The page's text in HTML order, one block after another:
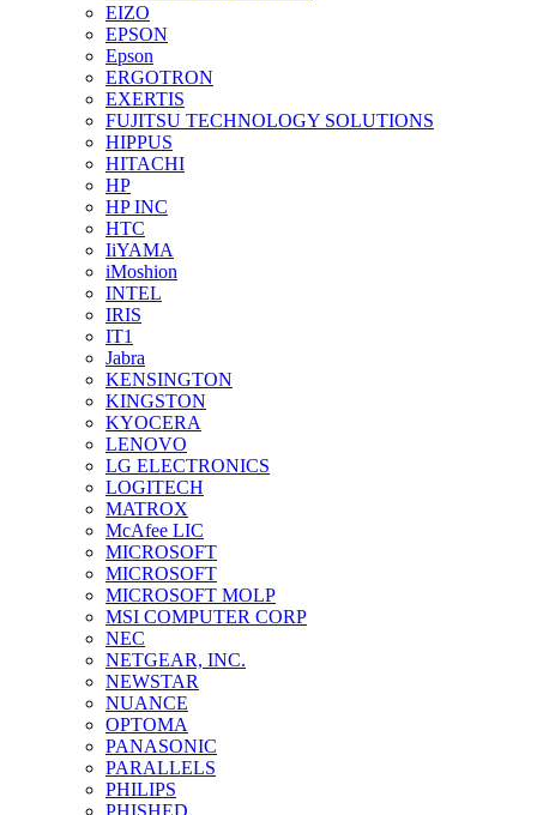
EIZO
EPSON
Epson
ERGOTRON
EXERTIS
FUJITSU TECHNOLOGY SOLUTIONS
HIPPUS
HITACHI
HP
HP INC
HTC
IiYAMA
iMoshion
INTEL
IRIS
IT1
Jabra
KENSINGTON
KINGSTON
KYOCERA
LENOVO
LG ELECTRONICS
LOGITECH
MATROX
McAfee LIC
MICROSOFT
MICROSOFT
MICROSOFT MOLP
MSI COMPUTER CORP
NEC
NETGEAR, INC.
NEWSTAR
NUANCE
OPTOMA
PANASONIC
PARALLELS
PHILIPS
PHISHED